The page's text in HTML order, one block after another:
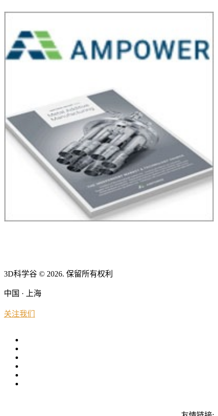
3D科学谷 © 2026. 保留所有权利
中国 · 上海
关注我们